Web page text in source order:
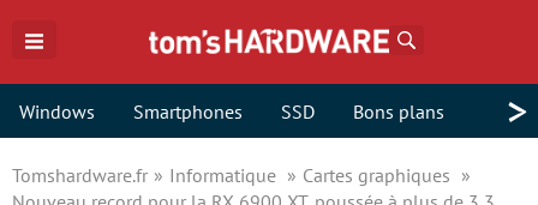
Windows Smartphones SSD Bons plans >
Tomshardware.fr Informatique
Cartes graphiques